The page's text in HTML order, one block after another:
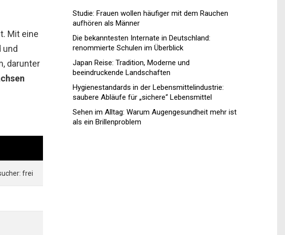
Mit eine
und
darunter
frei
Studie: Frauen wollen häufiger mit dem Rauchen
aufhören als Männer
Die bekanntesten Internate in Deutschland:
renommierte Schulen im Überblick
Japan Reise: Tradition, Moderne und
beeindruckende Landschaften
Hygienestandards in der Lebensmittelindustrie:
saubere Abläufe für „sichere“ Lebensmittel
Sehen im Alltag: Warum Augengesundheit mehr ist
als ein Brillenproblem